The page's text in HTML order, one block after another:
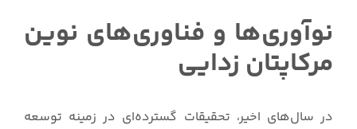
نوآوری‌ها و فناوری‌های نوین
مرکاپتان زدایی
در سال‌های اخیر، تحقیقات گسترده‌ای در زمینه توسعه